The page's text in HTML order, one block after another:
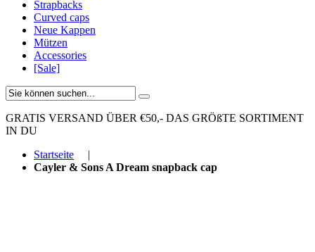
Strapbacks
Curved caps
Neue Kappen
Mützen
Accessories
[Sale]
GRATIS VERSAND ÜBER €50,- DAS GRÖßTE SORTIMENT
IN DU
Startseite
|
Cayler & Sons A Dream snapback cap